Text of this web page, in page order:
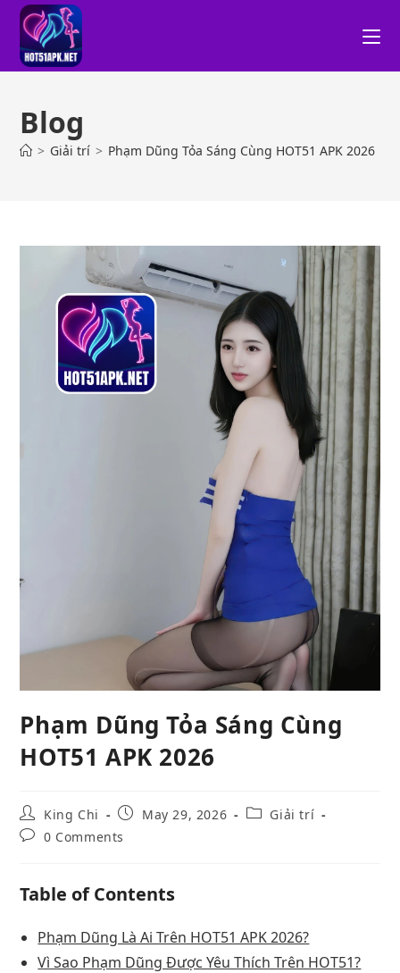
Blog
> Giải trí > Phạm Dũng Tỏa Sáng Cùng HOT51 APK 2026
Phạm Dũng Tỏa Sáng Cùng
HOT51 APK 2026
King Chi May 29, 2026
Giải trí
0 Comments
Table of Contents
Phạm Dũng Là Ai Trên HOT51 APK 2026?
Vì Sao Phạm Dũng Được Yêu Thích Trên HOT51?